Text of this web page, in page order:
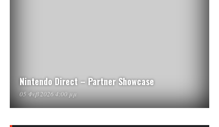
Nintendo Direct – Partner Showcase
05 Φεβ 2026 4:00 μμ